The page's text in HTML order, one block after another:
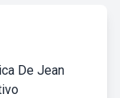
De Jean